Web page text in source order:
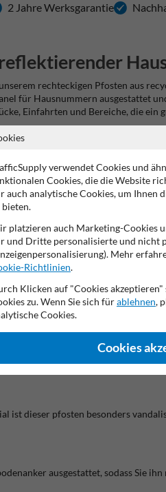
2 Jahre Werksgarantie
rechteckigen Pfosten aus
für Hausnummern ausgestattet
Einfahrten und Bereiche, die
Der kunststoffpfosten hat
Die Platte ist mit höchst
Beschilderung wählen,
aufstellen können.
mit reflektierender
und hat eine Größe von
RA3-folie beschichtet, die in
werden; dieses Produkt ist
Materialien. Der Druck
dieser pfosten besonders
ausgestattet, sodass Sie
verwendet Cookies und
Cookies, die die Website
auch analytische Cookies, um Ihnen
bieten.
platzieren auch Marketing-Cookies
und Dritte personalisierte und nicht
Mehr
Richtlinien.
Klicken auf "Cookies
zu. Wenn Sie sich fürablehnen,
Cookies.
Cookies